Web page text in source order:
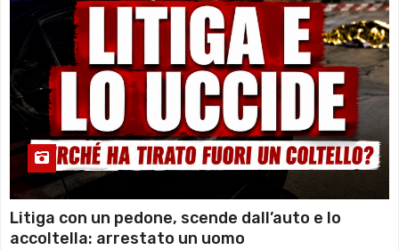
Litiga con un pedone, scende dall’auto e lo
accoltella: arrestato un uomo